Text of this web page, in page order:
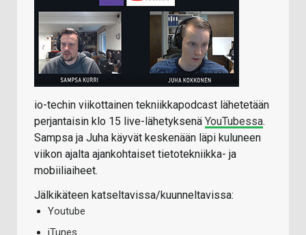
io-techin viikottainen tekniikkapodcast lähetetään
perjantaisin klo 15 live-lähetyksenä YouTubessa.
Sampsa ja Juha käyvät keskenään läpi kuluneen
viikon ajalta ajankohtaiset tietotekniikka- ja
mobiiliaiheet.
Jälkikäteen katseltavissa/kuunneltavissa:
Youtube
iTunes